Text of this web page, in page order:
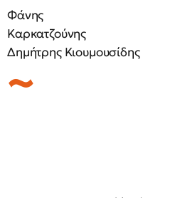
Φάνης
Δημήτρης Κιουμουσίδης